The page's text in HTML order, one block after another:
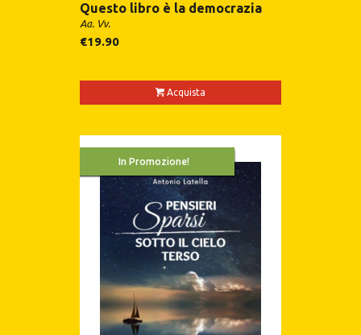
Questo libro è la democrazia
Aa. Vv.
€19.90
Acquista
In Promozione!